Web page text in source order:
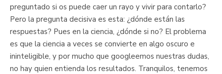
preguntado si os puede caer un rayo y vivir para contarlo?
Pero la pregunta decisiva es esta: ¿dónde están las
respuestas? Pues en la ciencia, ¿dónde si no? El problema
es que la ciencia a veces se convierte en algo oscuro e
ininteligible, y por mucho que googleemos nuestras dudas,
no hay quien entienda los resultados. Tranquilos, tenemos